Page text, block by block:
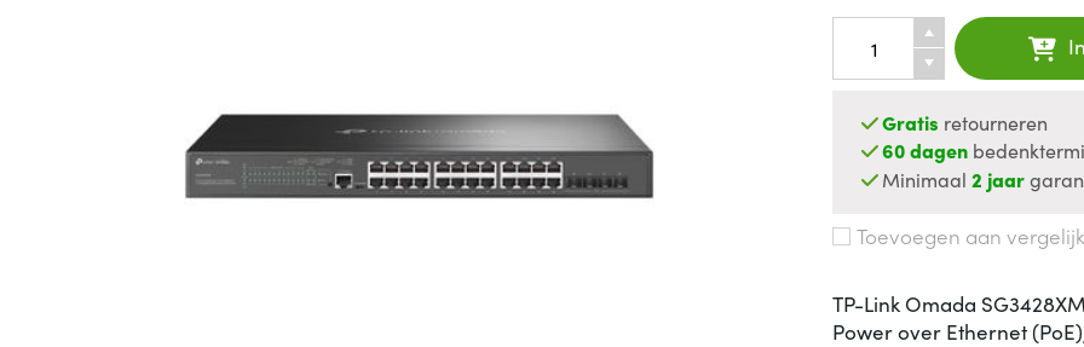
Gratis retourneren
60 dagen
Minimaal2 jaar
Toevoegen aan
TP-Link Omada
Power over Ethernet